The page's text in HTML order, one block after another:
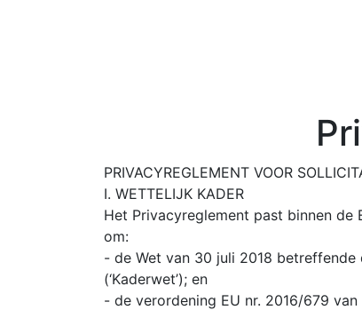
PRIVACYREGLEMENT VOOR
I. WETTELIJK KADER
Het Privacyreglement past binnen
om:
- de Wet van 30 juli 2018
(‘Kaderwet’); en
- de verordening EU nr. 2016/679